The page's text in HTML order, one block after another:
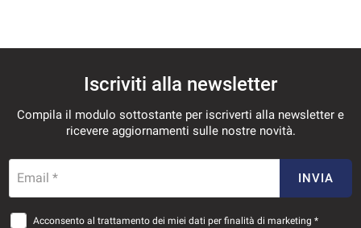
VEDI
515€/mese
36 Mesi
Iscriviti alla newsletter
Compila il modulo sottostante per iscriverti alla newsletter e
ricevere aggiornamenti sulle nostre novità.
Email * INVIA
Acconsento al trattamento dei miei dati per finalità di marketing *